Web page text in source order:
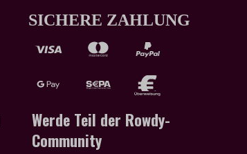
SICHERE ZAHLUNG
Werde Teil der Rowdy-
Community